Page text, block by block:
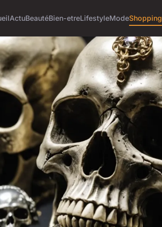
ActuBeautéBien-etreLifestyleModeShopping